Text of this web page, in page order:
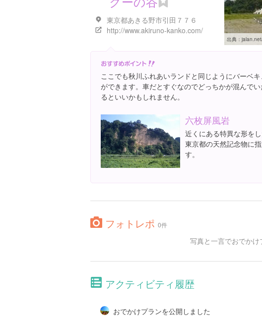
東京都あきる野市引田７７６
http://www.akiruno-kanko.com/
出典： jalan.net/ou/oup2000/
ここでも秋川ふれあいランドと同じようにバーベ
ができます。車だとすぐなのでどっちかが混んで
るといいかもしれません。
六枚屏風岩
近くにある特異な形をし
東京都の天然記念物に
す。
フォトレポ 0件
写真と一言でおでかけ
アクティビティ履歴
おでかけプランを公開しました